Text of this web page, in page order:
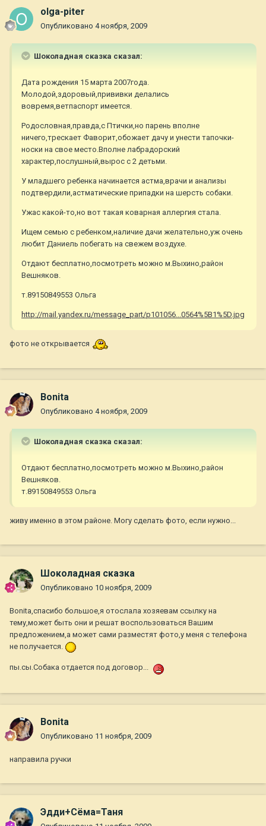
olga-piter
Опубликовано 4 ноября, 2009
Шоколадная сказка сказал:
Дата рождения 15 марта 2007года.
Молодой,здоровый,прививки делались
вовремя,ветпаспорт имеется.
Родословная,правда,с Птички,но парень вполне
ничего,трескает Фаворит,обожает дачу и унести тапочки-
носки на свое место.Вполне лабрадорский
характер,послушный,вырос с 2 детьми.
У младшего ребенка начинается астма,врачи и анализы
подтвердили,астматические припадки на шерсть собаки.
Ужас какой-то,но вот такая коварная аллергия стала.
Ищем семью с ребенком,наличие дачи желательно,уж очень
любит Даниель побегать на свежем воздухе.
Отдают бесплатно,посмотреть можно м.Выхино,район
Вешняков.
т.89150849553 Ольга
http://mail.yandex.ru/message_part/p101056...0564%5B1%5D.jpg
фото не открывается
Bonita
Опубликовано 4 ноября, 2009
Шоколадная сказка сказал:
Отдают бесплатно,посмотреть можно м.Выхино,район
Вешняков.
т.89150849553 Ольга
живу именно в этом районе. Могу сделать фото, если нужно...
Шоколадная сказка
Опубликовано 10 ноября, 2009
Bonita,спасибо большое,я отослала хозяевам ссылку на
тему,может быть они и решат воспользоваться Вашим
предложением,а может сами разместят фото,у меня с телефона
не получается.
пы.сы.Собака отдается под договор...
Bonita
Опубликовано 11 ноября, 2009
направила ручки
Эдди+Сёма=Таня